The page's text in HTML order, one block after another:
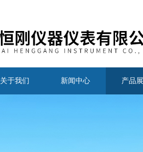
关于我们 新闻中心 产品